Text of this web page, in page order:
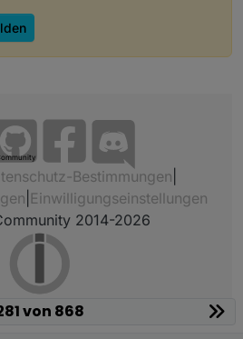
Bestimmungen
Einwilligungseinstellungen
2014-2026
von 868